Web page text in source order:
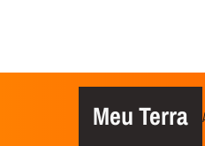
Meu Terra